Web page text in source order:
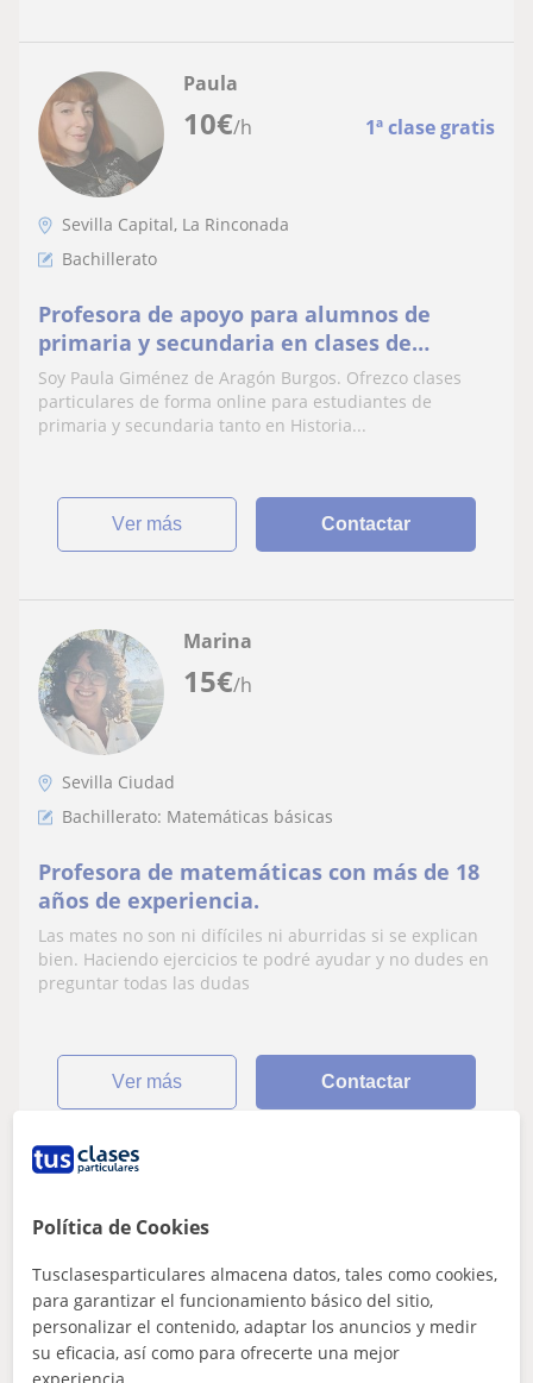
10€/h 1ª clase gratis
Paula
Sevilla Capital, La Rinconada
Bachillerato
Profesora de apoyo para alumnos de
primaria y secundaria en clases de
Historia, Lengua y Literatura. Preparación
para Selectividad tamhién
Soy Paula Giménez de Aragón Burgos. Ofrezco clases
particulares de forma online para estudiantes de
primaria y secundaria tanto en Historia...
ver más Contactar
15€/h
Marina
Sevilla Ciudad
Bachillerato: Matemáticas básicas
Profesora de matemáticas con más de 18
años de experiencia.
Las mates no son ni difíciles ni aburridas si se explican
bien. Haciendo ejercicios te podré ayudar y no dudes en
preguntar todas las dudas
ver más Contactar
12
Pozoblanco, Sevilla Capital
Bachillerato
Política de Cookies
Tusclasesparticulares almacena datos, tales como cookies,
para garantizar el funcionamiento básico del sitio,
personalizar el contenido, adaptar los anuncios y medir
su eficacia, así como para ofrecerte una mejor
experiencia.